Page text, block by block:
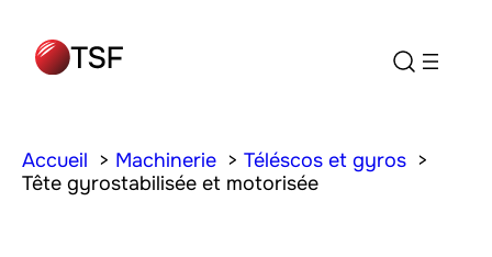
Accueil Machinerie
Téléscos et gyros
Tête gyrostabilisée et motorisée